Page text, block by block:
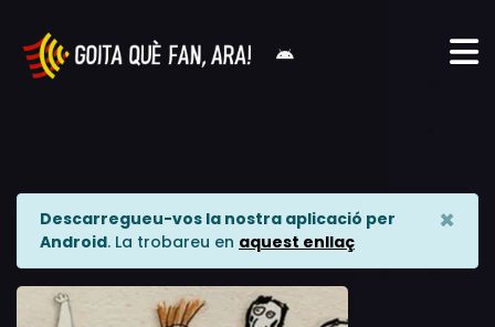
Descarregueu-vos la nostra aplicació per
Android. La trobareu en aquest enllaç
×